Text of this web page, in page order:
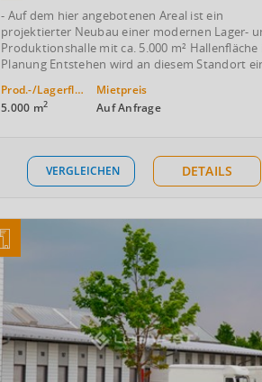
- Auf dem hier angebotenen Areal ist ein
projektierter Neubau einer modernen Lager-
Produktionshalle mit ca. 5.000 m² Hallenfläche
Planung Entstehen wird an diesem Standort
Prod.-/Lagerfläche
5.000 m2
Mietpreis
Auf Anfrage
VERGLEICHEN DETAILS